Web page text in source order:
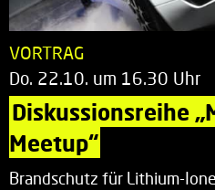
VORTRAG
Do. 22.10. um 16.30 Uhr
Diskussionsreihe
Meetup“
Brandschutz für Lithium-